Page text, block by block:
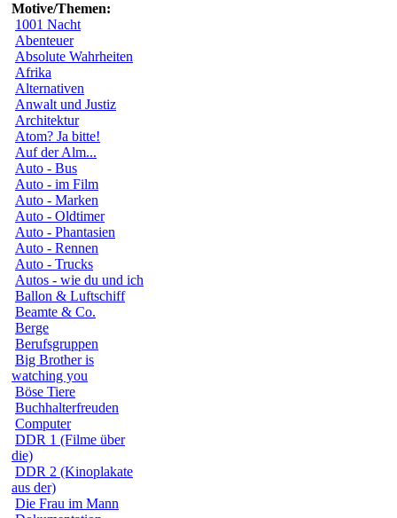
Motive/Themen:
1001 Nacht
Abenteuer
Absolute Wahrheiten
Afrika
Alternativen
Anwalt und Justiz
Architektur
Atom? Ja bitte!
Auf der Alm...
Auto - Bus
Auto - im Film
Auto - Marken
Auto - Oldtimer
Auto - Phantasien
Auto - Rennen
Auto - Trucks
Autos - wie du und ich
Ballon & Luftschiff
Beamte & Co.
Berge
Berufsgruppen
Big Brother is
watching you
Böse Tiere
Buchhalterfreuden
Computer
DDR 1 (Filme über
die)
DDR 2 (Kinoplakate
aus der)
Die Frau im Mann